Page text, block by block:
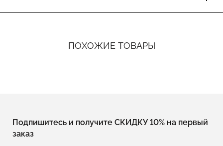
ПОХОЖИЕ ТОВАРЫ
Подпишитесь и получите СКИДКУ 10% на первый
заказ